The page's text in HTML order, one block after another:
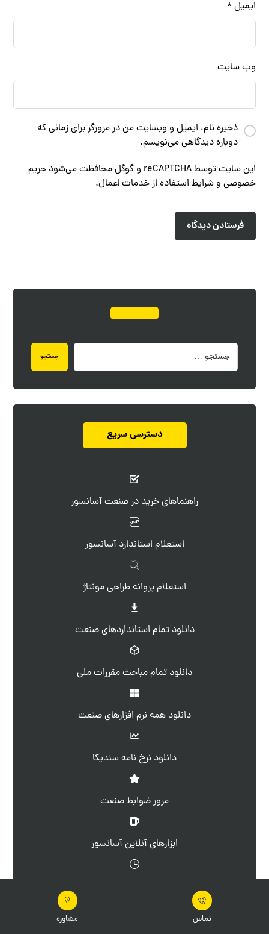
ایمیل *
وب‌ سایت
ذخیره نام، ایمیل و وبسایت من در مرورگر برای زمانی که
دوباره دیدگاهی می‌نویسم.
این سایت توسط reCAPTCHA و گوگل محافظت می‌شود
حریم
خصوصی وشرایط استفاده از خدمات اعمال.
فرستادن دیدگاه
جستجو
دسترسی سریع
راهنماهای خرید در صنعت آسانسور
استعلام استاندارد آسانسور
استعلام پروانه طراحی مونتاژ
دانلود تمام استانداردهای صنعت
دانلود تمام مباحث مقررات ملی
دانلود همه نرم افزارهای صنعت
دانلود نرخ نامه سندیکا
مرور ضوابط صنعت
ابزارهای آنلاین آسانسور
تماس مشاوره